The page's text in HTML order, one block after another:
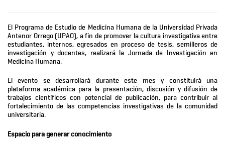
El Programa de Estudio de Medicina Humana de la Universidad Privada
Antenor Orrego (UPAO), a fin de promover la cultura investigativa entre
estudiantes, internos, egresados en proceso de tesis, semilleros de
investigación y docentes, realizará la Jornada de Investigación en
Medicina Humana.
El evento se desarrollará durante este mes y constituirá una
plataforma académica para la presentación, discusión y difusión de
trabajos científicos con potencial de publicación, para contribuir al
fortalecimiento de las competencias investigativas de la comunidad
universitaria.
Espacio para generar conocimiento